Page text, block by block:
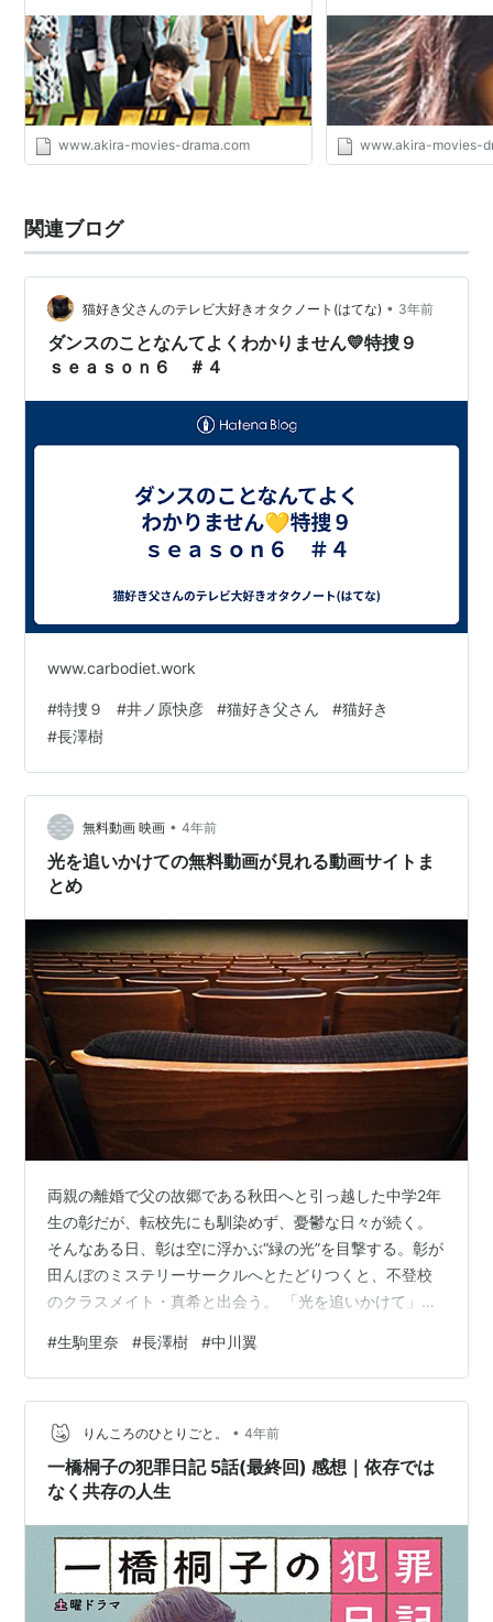
www.akira-movies-drama.com www.akira-movies-
関連ブログ
猫好き父さんのテレビ大好きオタクノート(はてな) • 3年前
ダンスのことなんてよくわかりません💛特捜９
ｓｅａｓｏｎ６ ＃４
www.carbodiet.work
#特捜９ #井ノ原快彦 #猫好き父さん #猫好き
#長澤樹
無料動画 映画 • 4年前
光を追いかけての無料動画が見れる動画サイトま
とめ
両親の離婚で父の故郷である秋田へと引っ越した中学2年
生の彰だが、転校先にも馴染めず、憂鬱な日々が続く。
そんなある日、彰は空に浮かぶ“緑の光”を目撃する。彰が
田んぼのミステリーサークルへとたどりつくと、不登校
のクラスメイト・真希と出会う。 「光を追いかけて」は
「光を追いかけて」が無料で見れる動画サイトをまとめ
ています。 一応、記事の最後に無料サイトへのリンクも
まとめてますけど動画はほぼ確実に見つからないと思い
ます。昔よりも違法アップロード動画の取り締まりがず
っと厳しくなってますからね。※私は時間をムダにするの
が大嫌いなんで、動画配信サイトをずっ…
#生駒里奈 #長澤樹 #中川翼
りんころのひとりごと。 • 4年前
一橋桐子の犯罪日記 5話(最終回) 感想｜依存では
なく共存の人生